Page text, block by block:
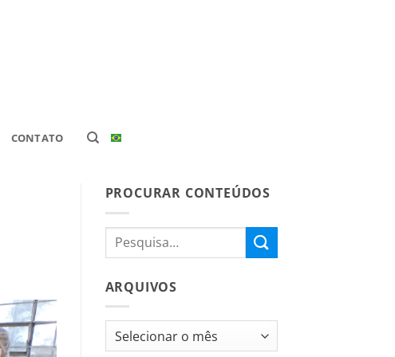
CONTATO
PROCURAR CONTEÚDOS
ARQUIVOS
Arquivos